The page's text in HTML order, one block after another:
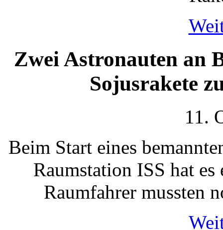
Zwei Astronauten an
Sojusrakete
11.
Beim Start eines
Raumstation ISS hat
Raumfahrer mussten